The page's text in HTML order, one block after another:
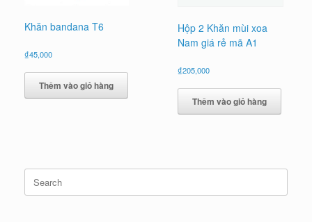
Khăn bandana T6
₫45,000
Thêm vào giỏ hàng
Hộp 2 Khăn mùi xoa
Nam giá rẻ mã A1
₫205,000
Thêm vào giỏ hàng
Search
for: